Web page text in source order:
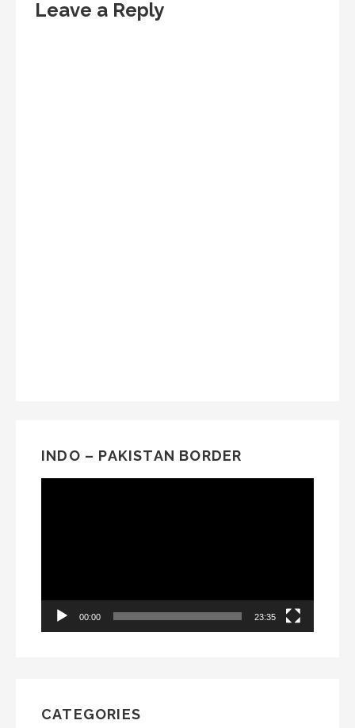
Leave a Reply
INDO – PAKISTAN BORDER
00:00 23:35
CATEGORIES